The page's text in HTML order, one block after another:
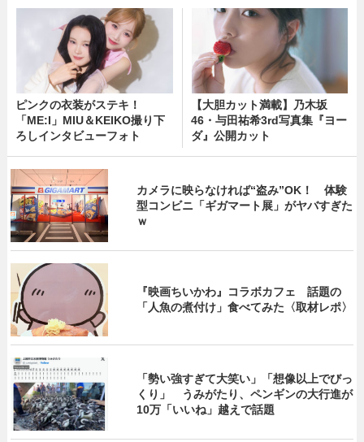
ピンクの衣装がステキ！
「ME:I」MIU＆KEIKO撮り下
ろしインタビューフォト
【大胆カット満載】乃木坂
46・与田祐希3rd写真集『ヨー
ダ』公開カット
カメラに映らなければ“盗み”OK！ 体験
型コンビニ「ギガマート展」がヤバすぎた
ｗ
『映画ちいかわ』コラボカフェ 話題の
「人魚の煮付け」食べてみた〈取材レポ〉
「勢い強すぎて大笑い」「想像以上でびっ
くり」 うみがたり、ペンギンの大行進が
10万「いいね」越えで話題